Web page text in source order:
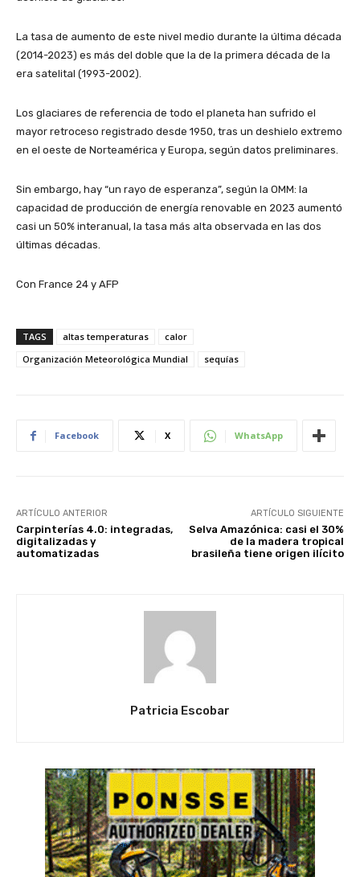
La tasa de aumento de este nivel medio durante la última década
(2014-2023) es más del doble que la de la primera década de la
era satelital (1993-2002).
Los glaciares de referencia de todo el planeta han sufrido el
mayor retroceso registrado desde 1950, tras un deshielo extremo
en el oeste de Norteamérica y Europa, según datos preliminares.
Sin embargo, hay “un rayo de esperanza”, según la OMM: la
capacidad de producción de energía renovable en 2023 aumentó
casi un 50% interanual, la tasa más alta observada en las dos
últimas décadas.
Con France 24 y AFP
TAGS altas temperaturas
calor
Organización Meteorológica Mundial
sequías
Facebook X WhatsApp
ARTÍCULO ANTERIOR
Carpinterías 4.0: integradas,
digitalizadas y
automatizadas
ARTÍCULO SIGUIENTE
Selva Amazónica: casi el 30%
de la madera tropical
brasileña tiene origen ilícito
Patricia Escobar